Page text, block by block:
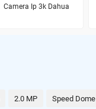
Camera Ip 3k Dahua
2.0 MP Speed Dome